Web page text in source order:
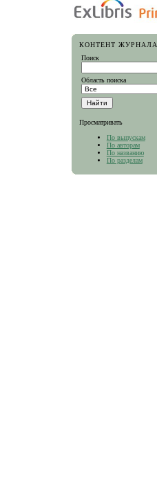
КОНТЕНТ ЖУРНАЛА
Поиск
Область поиска
Просматривать
По выпускам
По авторам
По названию
По разделам